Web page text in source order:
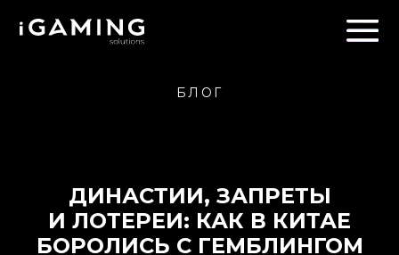
БЛОГ
ДИНАСТИИ, ЗАПРЕТЫ
И ЛОТЕРЕИ: КАК В КИТАЕ
БОРОЛИСЬ С ГЕМБЛИНГОМ